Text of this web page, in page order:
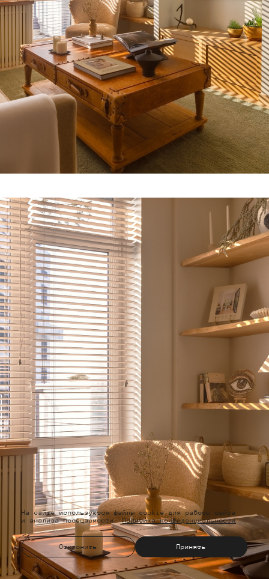
На сайте используются файлы cookie для работы сайта
и анализа посещаемости.Политика конфиденциальности
Отклонить Принять